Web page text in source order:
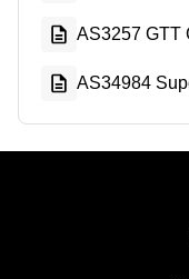
AS3257 GTT